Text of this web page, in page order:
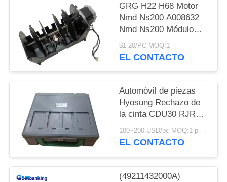
PRIVACY
POLICY
GRG H22 H68 Motor
Nmd Ns200 A008632
Nmd Ns200 Módulo
Nmd100 Nmd200
A008632 A021932
$1-20/PC MOQ:1
EL CONTACTO
Automóvil de piezas
Hyosung Rechazo de
la cinta CDU30 RJRT
ATM fábrica
7430006165
100~200 USD/pc MOQ:1 pieza
EL CONTACTO
(49211432000A)